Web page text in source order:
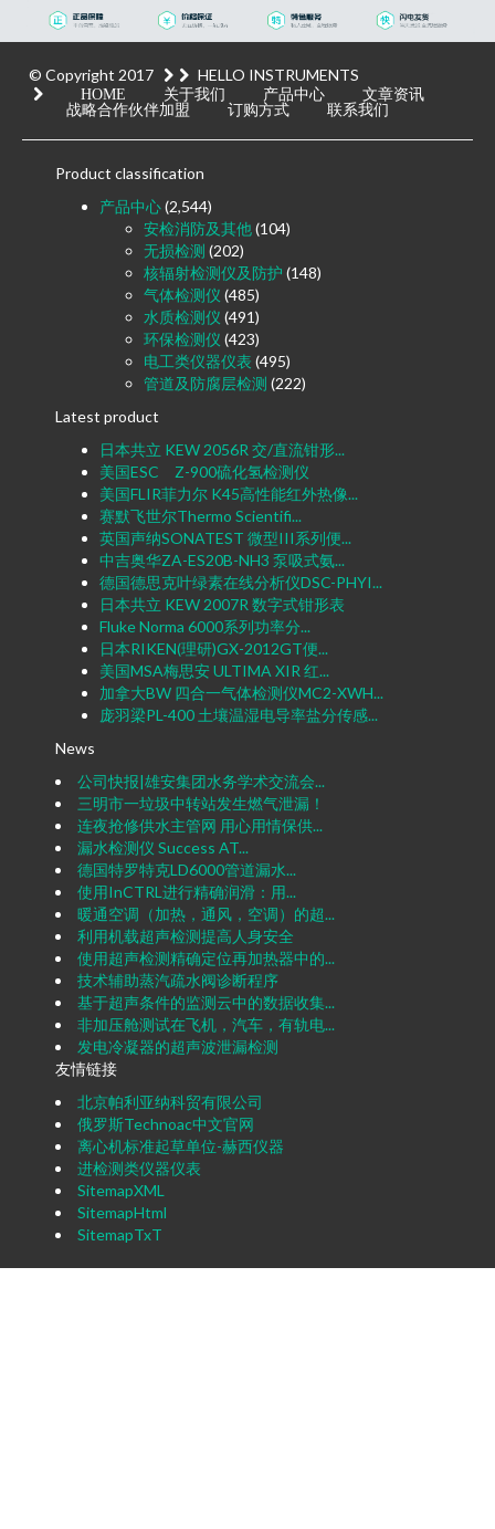
© Copyright 2017 HELLO INSTRUMENTS
HOME 关于我们 产品中心
文章资讯
战略合作伙伴加盟
订购方式 联系我们
Product classification
产品中心(2,544)
安检消防及其他(104)
无损检测 (202)
核辐射检测仪及防护 (148)
气体检测仪 (485)
水质检测仪 (491)
环保检测仪 (423)
电工类仪器仪表 (495)
管道及防腐层检测 (222)
Latest product
日本共立 KEW 2056R 交/直流钳形...
美国ESC Z-900硫化氢检测仪
美国FLIR菲力尔 K45高性能红外热像...
赛默飞世尔Thermo Scientifi...
英国声纳SONATEST 微型III系列便...
中吉奥华ZA-ES20B-NH3 泵吸式氨...
德国德思克叶绿素在线分析仪DSC-PHYI...
日本共立 KEW 2007R 数字式钳形表
Fluke Norma 6000系列功率分...
日本RIKEN(理研)GX-2012GT便...
美国MSA梅思安 ULTIMA XIR 红...
加拿大BW 四合一气体检测仪MC2-XWH...
庞羽梁PL-400 土壤温湿电导率盐分传感...
News
公司快报|雄安集团水务学术交流会...
三明市一垃圾中转站发生燃气泄漏！
连夜抢修供水主管网 用心用情保供...
漏水检测仪 Success AT...
德国特罗特克LD6000管道漏水...
使用InCTRL进行精确润滑：用...
暖通空调（加热，通风，空调）的超...
利用机载超声检测提高人身安全
使用超声检测精确定位再加热器中的...
技术辅助蒸汽疏水阀诊断程序
基于超声条件的监测云中的数据收集...
非加压舱测试在飞机，汽车，有轨电...
发电冷凝器的超声波泄漏检测
友情链接
北京帕利亚纳科贸有限公司
俄罗斯Technoac中文官网
离心机标准起草单位-赫西仪器
进检测类仪器仪表
SitemapXML
SitemapHtml
SitemapTxT